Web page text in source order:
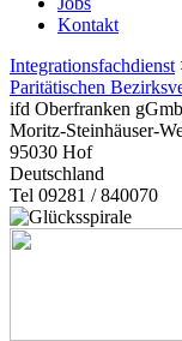
Kontakt
Integrationsfachdienst
Paritätischen
ifd Oberfranken
Moritz-Steinhäuser-
95030 Hof
Deutschland
Tel 09281 / 840070